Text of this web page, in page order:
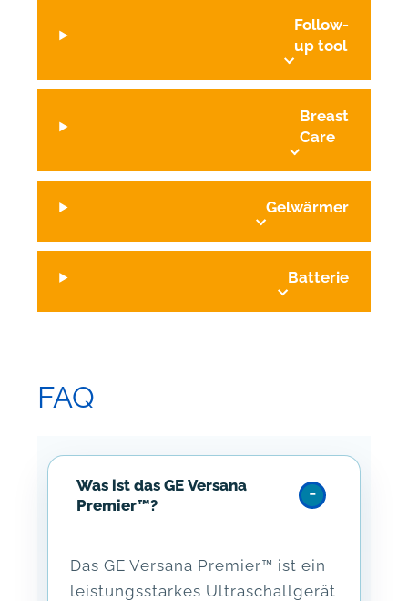
Follow-
up tool
Breast
Care
Gelwärmer
Batterie
FAQ
Was ist das GE Versana
Premier™?
Das GE Versana Premier™ ist ein
leistungsstarkes Ultraschallgerät